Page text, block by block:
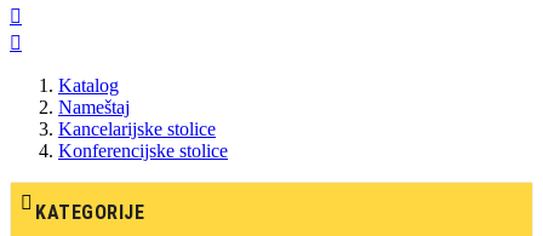


Katalog
Nameštaj
Kancelarijske stolice
Konferencijske stolice
KATEGORIJE
